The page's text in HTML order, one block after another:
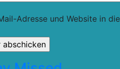
Adresse und Website in